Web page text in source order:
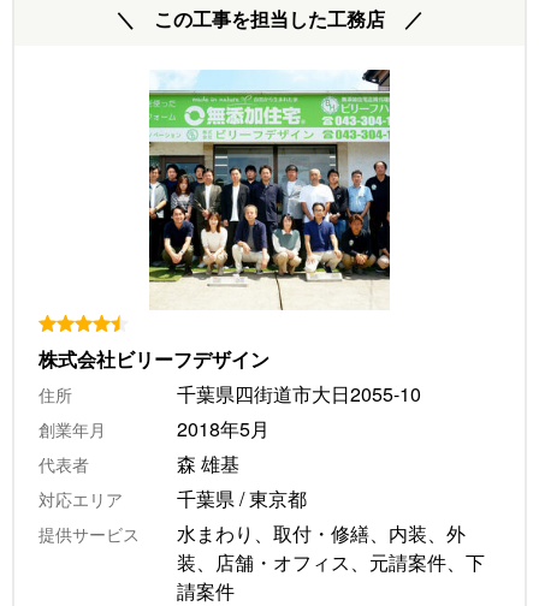
＼ この工事を担当した工務店 ／
株式会社ビリーフデザイン
住所 千葉県四街道市大日2055-10
創業年月 2018年5月
代表者 森 雄基
対応エリア 千葉県 / 東京都
提供サービス
水まわり、取付・修繕、内装、外
装、店舗・オフィス、元請案件、下
請案件